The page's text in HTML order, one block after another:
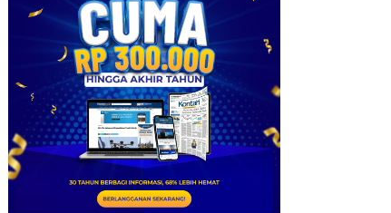
Leapmotor Mulai
Perakitan Lokal, Siapkan
Kapasitas Produksi
34.000 Unit per Tahun
7
Pembangunan Gedung
DPR IKN Masuk Tahap
Struktur